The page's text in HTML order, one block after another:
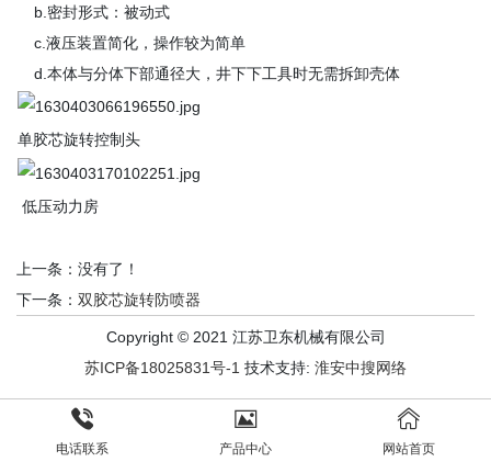
b.密封形式：被动式
c.液压装置简化，操作较为简单
d.本体与分体下部通径大，井下下工具时无需拆卸壳体
单胶芯旋转控制头
低压动力房
上一条：没有了！
下一条： 双胶芯旋转防喷器
Copyright © 2021 江苏卫东机械有限公司
苏ICP备18025831号-1 技术支持: 淮安中搜网络
电话联系 产品中心 网站首页